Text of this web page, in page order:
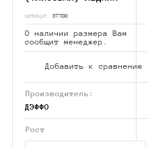
Артикул: 37700
О наличии размера Вам
сообщит менеджер.
Добавить к сравнению
Производитель:
ДЭФФО
Рост